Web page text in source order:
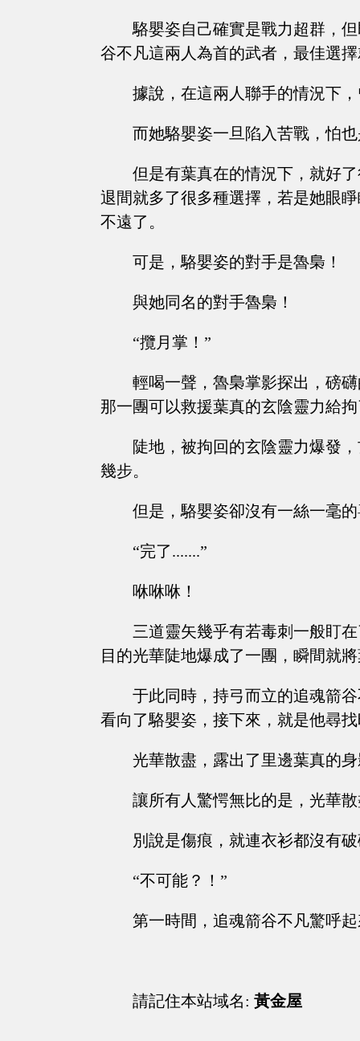
駱嬰姿自己確實是戰力超群，
谷不凡這兩人為首的武者，最佳選
據說，在這兩人聯手的情況下
而她駱嬰姿一旦陷入苦戰，怕
但是有葉真在的情況下，就好
退間就多了很多種選擇，若是她眼
不遠了。
可是，駱嬰姿的對手是魯梟！
與她同名的對手魯梟！
“攬月掌！”
輕喝一聲，魯梟掌影探出，磅
那一團可以救援葉真的玄陰靈力給
陡地，被拘回的玄陰靈力爆發
幾步。
但是，駱嬰姿卻沒有一絲一毫
“完了.......”
咻咻咻！
三道靈矢幾乎有若毒刺一般盯
目的光華陡地爆成了一團，瞬間就
于此同時，持弓而立的追魂箭
看向了駱嬰姿，接下來，就是他尋
光華散盡，露出了里邊葉真的
讓所有人驚愕無比的是，光華
別說是傷痕，就連衣衫都沒有
“不可能？！”
第一時間，追魂箭谷不凡驚呼
請記住本站域名: 黃金屋